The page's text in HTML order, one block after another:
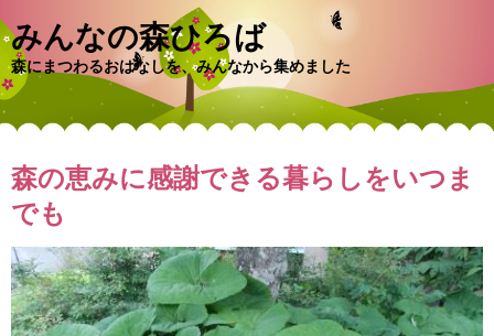
みんなの森ひろば
森にまつわるおはなしを、みんなから集めました
森の恵みに感謝できる暮らしをいつま
でも